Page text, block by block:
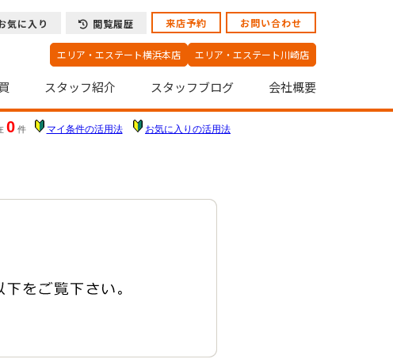
気に入り 閲覧履歴 来店予約 お問い合わせ
エリア・エステート横浜本店 エリア・エステート川崎店
スタッフ紹介 スタッフブログ 会社概要
0 件 マイ条件の活用法 お気に入りの活用法